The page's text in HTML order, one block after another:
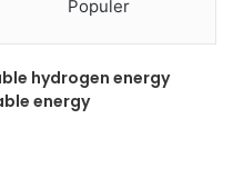
Populer
hydrogen energy
energy